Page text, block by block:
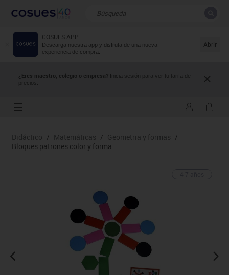
COSUES APP
Descarga nuestra app y disfruta de una nueva
experiencia de compra.
Abrir
¿Eres maestro, colegio o empresa? Inicia sesión para ver tu tarifa de
precios.
Resultados de la búsqueda
Didáctico / Matemáticas / Geometria y formas /
Bloques patrones color y forma